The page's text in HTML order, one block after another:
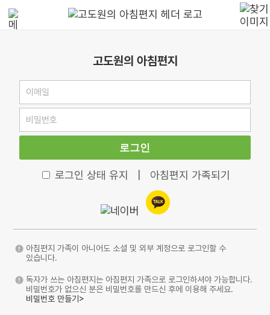
고도원의 아침편지
로그인
로그인 상태 유지 아침편지 가족되기
아침편지 가족이 아니어도 소셜 및 외부 계정으로 로그인할 수
있습니다.
독자가 쓰는 아침편지는 아침편지 가족으로 로그인하셔야 가능합니다.
비밀번호가 없으신 분은 비밀번호를 만드신 후에 이용해 주세요.
비밀번호 만들기>